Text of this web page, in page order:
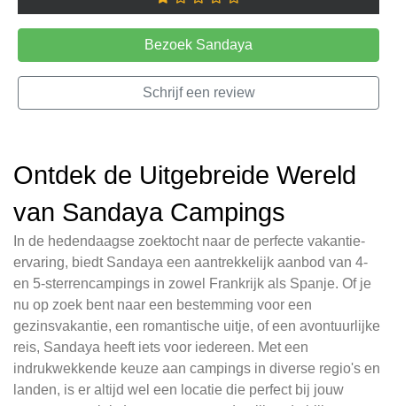
Bezoek Sandaya
Schrijf een review
Ontdek de Uitgebreide Wereld
van Sandaya Campings
In de hedendaagse zoektocht naar de perfecte vakantie-
ervaring, biedt Sandaya een aantrekkelijk aanbod van 4-
en 5-sterrencampings in zowel Frankrijk als Spanje. Of je
nu op zoek bent naar een bestemming voor een
gezinsvakantie, een romantische uitje, of een avontuurlijke
reis, Sandaya heeft iets voor iedereen. Met een
indrukwekkende keuze aan campings in diverse regio's en
landen, is er altijd wel een locatie die perfect bij jouw